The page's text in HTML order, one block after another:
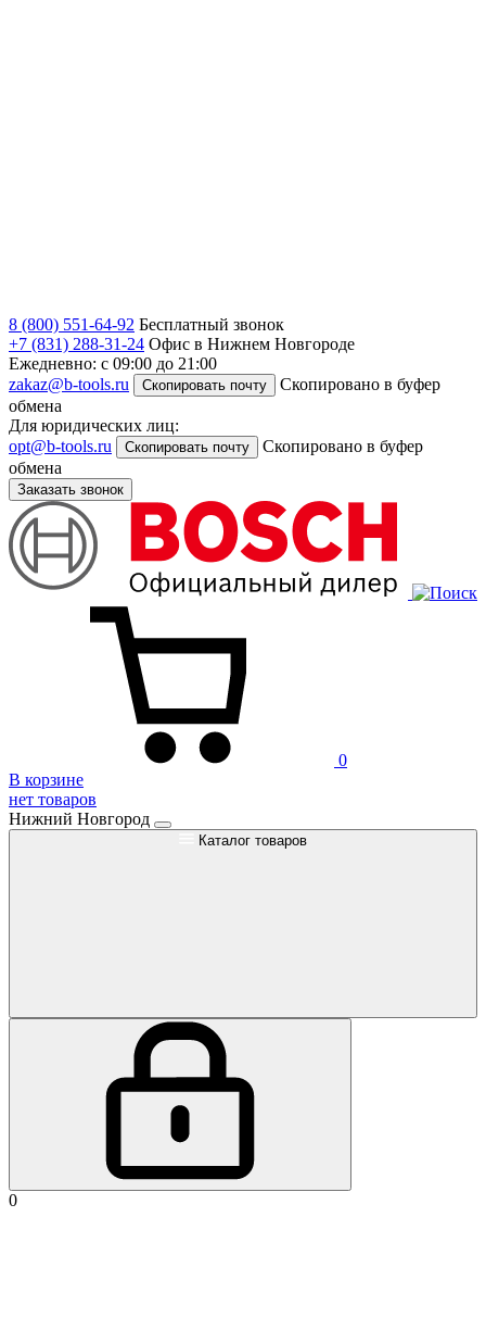
8 (800) 551-64-92 Бесплатный звонок
+7 (831) 288-31-24 Офис в Нижнем Новгороде
Ежедневно: с 09:00 до 21:00
zakaz@b-tools.ru
Скопировать почту
Скопировано в буфер
обмена
Для юридических лиц:
opt@b-tools.ru
Скопировать почту
Скопировано в буфер
обмена
Заказать звонок
0
В корзине
нет товаров
Нижний Новгород
Каталог товаров
0